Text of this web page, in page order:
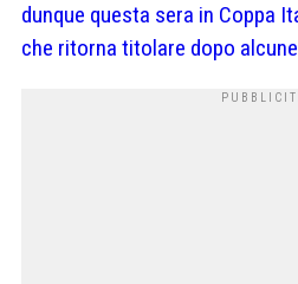
dunque questa sera in Coppa
che ritorna titolare dopo